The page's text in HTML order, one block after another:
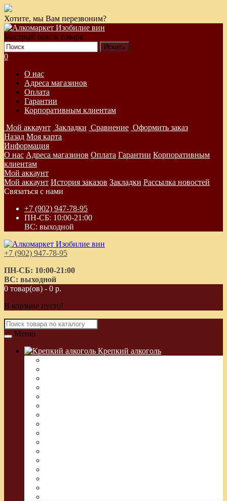
Хотите, мы Вам перезвоним?
Быстрый поиск товара
0
О нас
Адреса магазинов
Оплата
Гарантии
Корпоративным клиентам
Мой аккаунт Закладки Сравнение Оформить заказ
Назад Моя карта
Информация
О нас Адреса магазинов Оплата Гарантии Корпоративным
клиентам
Мой аккаунт
Мой аккаунт История заказов Закладки Рассылка новостей
Связаться с нами
+7 (902) 947-78-95
ПН-СБ: 10:00-21:00
ВС: выходной
+7 (902) 947-78-95
ПН-СБ: 10:00-21:00
ВС: выходной
0 товар(ов) - 0 р.
В корзине пусто!
Меню
Крепкий алкоголь